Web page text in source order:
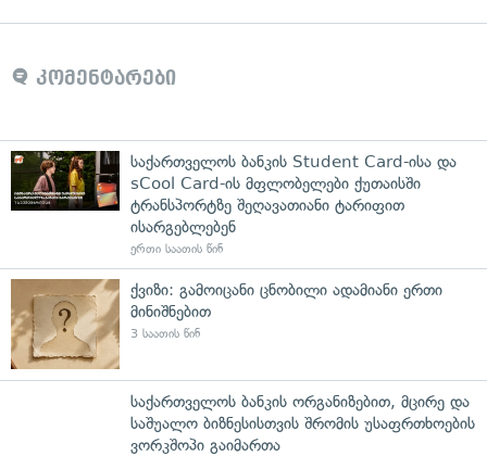
კომენტარები
საქართველოს ბანკის Student Card-ისა და
sCool Card-ის მფლობელები ქუთაისში
ტრანსპორტზე შეღავათიანი ტარიფით
ისარგებლებენ
ერთი საათის წინ
ქვიზი: გამოიცანი ცნობილი ადამიანი ერთი
მინიშნებით
3 საათის წინ
საქართველოს ბანკის ორგანიზებით, მცირე და
საშუალო ბიზნესისთვის შრომის უსაფრთხოების
ვორკშოპი გაიმართა